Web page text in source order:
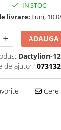
IN STOC
livrare: Luni,
ADAUGA
Dactylion-
de ajutor?
Cere